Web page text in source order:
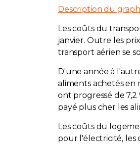
Description du
Les coûts du
janvier. Outre les
transport aérien se
D'une année à
aliments achetés en
ont progressé de
payé plus cher les
Les coûts du
pour l'électricité, les